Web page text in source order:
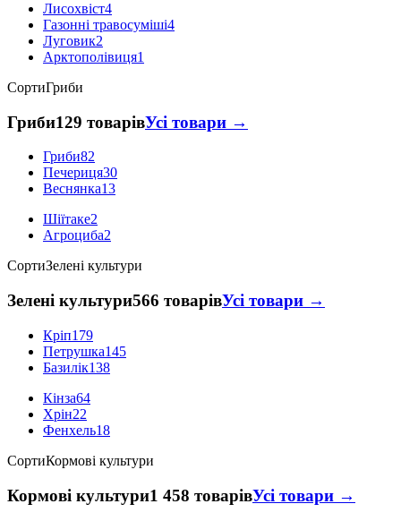
Лисохвіст4
Газонні травосуміші4
Луговик2
Арктополівиця1
СортиГриби
Гриби129 товарівУсі товари →
Гриби82
Печериця30
Веснянка13
Шіїтаке2
Агроциба2
СортиЗелені культури
Зелені культури566 товарівУсі товари →
Кріп179
Петрушка145
Базилік138
Кінза64
Хрін22
Фенхель18
СортиКормові культури
Кормові культури1 458 товарівУсі товари →